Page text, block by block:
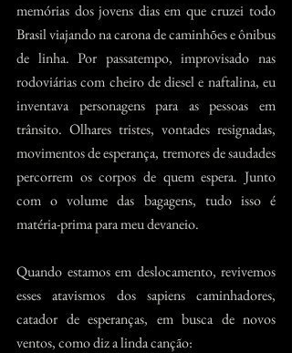
memórias dos jovens dias em que cruzei todo
Brasil viajando na carona de caminhões e ônibus
de linha. Por passatempo, improvisado nas
rodoviárias com cheiro de diesel e naftalina, eu
inventava personagens para as pessoas em
trânsito. Olhares tristes, vontades resignadas,
movimentos de esperança, tremores de saudades
percorrem os corpos de quem espera. Junto
com o volume das bagagens, tudo isso é
matéria-prima para meu devaneio.
Quando estamos em deslocamento, revivemos
esses atavismos dos sapiens caminhadores,
catador de esperanças, em busca de novos
ventos, como diz a linda canção: